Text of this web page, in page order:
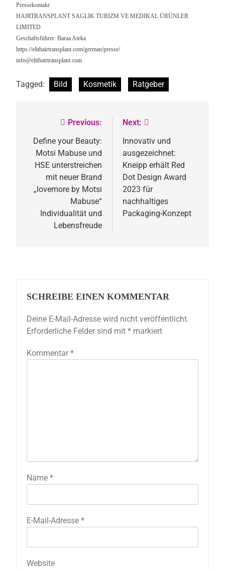
Pressekontakt:
HAIRTRANSPLANT SAGLIK TURIZM VE MEDIKAL ÜRÜNLER
LIMITED
Geschäftsführer: Baraa Ateka
https://elithairtransplant.com/german/presse/
info@elithairtransplant.com
Tagged: Bild Kosmetik Ratgeber
Beitragsnavigation
Previous:
Define your Beauty:
Motsi Mabuse und
HSE unterstreichen
mit neuer Brand
„lovemore by Motsi
Mabuse“
Individualität und
Lebensfreude
Next:
Innovativ und
ausgezeichnet:
Kneipp erhält Red
Dot Design Award
2023 für
nachhaltiges
Packaging-Konzept
SCHREIBE EINEN KOMMENTAR
Deine E-Mail-Adresse wird nicht veröffentlicht.
Erforderliche Felder sind mit * markiert
Kommentar *
Name *
E-Mail-Adresse *
Website